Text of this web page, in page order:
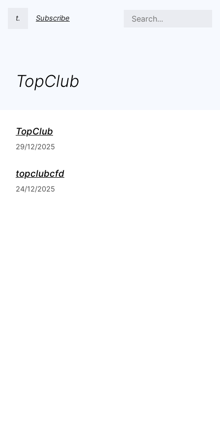
t. Subscribe
TopClub
TopClub
29/12/2025
topclubcfd
24/12/2025